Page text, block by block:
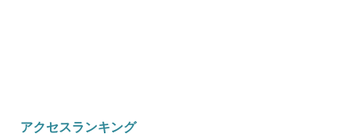
アクセスランキング